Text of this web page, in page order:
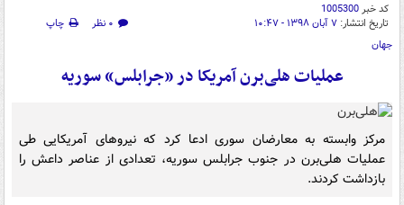
کد خبر1005300
تاریخ انتشار: ۷ آبان ۱۳۹۸ - ۱۰:۴۷ ۰ نظر
چاپ
جهان
عملیات هلی‌برن آمریکا در «جرابلس» سوریه
مرکز وابسته به معارضان سوری ادعا کرد که نیروهای آمریکایی طی
عملیات هلی‌برن در جنوب جرابلس سوریه، تعدادی از عناصر داعش را
بازداشت کردند.